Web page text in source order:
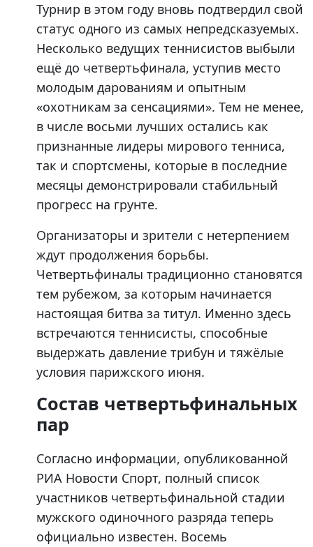
Турнир в этом году вновь подтвердил свой
статус одного из самых непредсказуемых.
Несколько ведущих теннисистов выбыли
ещё до четвертьфинала, уступив место
молодым дарованиям и опытным
«охотникам за сенсациями». Тем не менее,
в числе восьми лучших остались как
признанные лидеры мирового тенниса,
так и спортсмены, которые в последние
месяцы демонстрировали стабильный
прогресс на грунте.
Организаторы и зрители с нетерпением
ждут продолжения борьбы.
Четвертьфиналы традиционно становятся
тем рубежом, за которым начинается
настоящая битва за титул. Именно здесь
встречаются теннисисты, способные
выдержать давление трибун и тяжёлые
условия парижского июня.
Состав четвертьфинальных
пар
Согласно информации, опубликованной
РИА Новости Спорт, полный список
участников четвертьфинальной стадии
мужского одиночного разряда теперь
официально известен. Восемь